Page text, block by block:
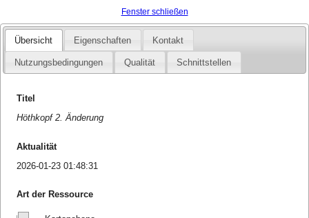
Fenster schließen
Übersicht Eigenschaften Kontakt
Nutzungsbedingungen Qualität Schnittstellen
Titel
Höthkopf 2. Änderung
Aktualität
2026-01-23 01:48:31
Art der Ressource